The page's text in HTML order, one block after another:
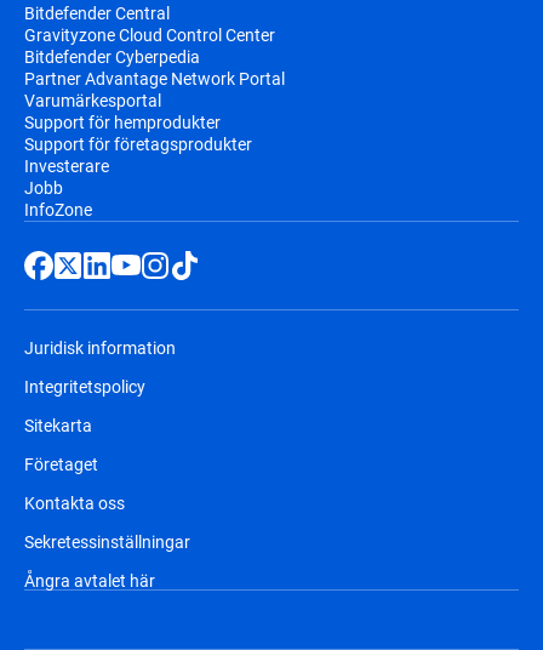
Bitdefender Central
Gravityzone Cloud Control Center
Bitdefender Cyberpedia
Partner Advantage Network Portal
Varumärkesportal
Support för hemprodukter
Support för företagsprodukter
Investerare
Jobb
InfoZone
Juridisk information
Integritetspolicy
Sitekarta
Företaget
Kontakta oss
Sekretessinställningar
Ångra avtalet här